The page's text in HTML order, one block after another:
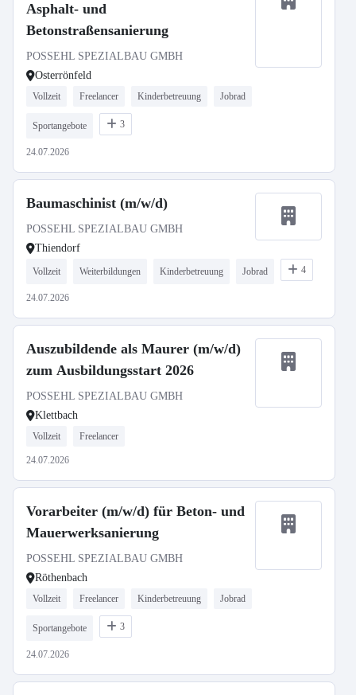
Asphalt- und
Betonstraßensanierung
POSSEHL SPEZIALBAU GMBH
Osterrönfeld
Vollzeit Freelancer Kinderbetreuung Jobrad
Sportangebote 3
24.07.2026
Baumaschinist (m/w/d)
POSSEHL SPEZIALBAU GMBH
Thiendorf
Vollzeit Weiterbildungen Kinderbetreuung Jobrad 4
24.07.2026
Auszubildende als Maurer (m/w/d)
zum Ausbildungsstart 2026
POSSEHL SPEZIALBAU GMBH
Klettbach
Vollzeit Freelancer
24.07.2026
Vorarbeiter (m/w/d) für Beton- und
Mauerwerksanierung
POSSEHL SPEZIALBAU GMBH
Röthenbach
Vollzeit Freelancer Kinderbetreuung Jobrad
Sportangebote 3
24.07.2026